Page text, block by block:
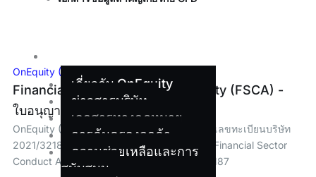
เกี่ยวกับ OnEquity
ข่าวสารบริษัท
เอกสารทางกฎหมาย
การคุ้มครองลูกค้า
ความช่วยเหลือและการ
สนับสนุน
OnEquity (PTY) Ltd – แอฟริกาใต้
Financial Sector Conduct Authority (FSCA) -
ใบอนุญาตเลขที่ 53187
OnEquity (PTY) Ltd จดทะเบียนในแอฟริกาใต้ เลขทะเบียนบริษัท
2021/321834/07 อยู่ภายใต้การกำกับดูแลของ Financial Sector
Conduct Authority (FSCA) หมายเลข FSP 53187